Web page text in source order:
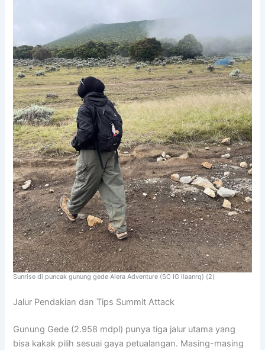
Sunrise di puncak gunung gede Alera Adventure (SC IG llaanrq) (2)
Jalur Pendakian dan Tips Summit Attack
Gunung Gede (2.958 mdpl) punya tiga jalur utama yang
bisa kakak pilih sesuai gaya petualangan. Masing-masing